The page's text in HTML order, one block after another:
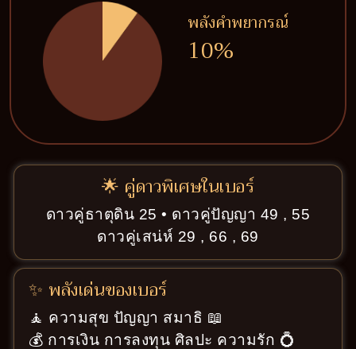
พลังคำพยากรณ์
10%
🌟 คู่ดาวพิเศษในเบอร์
ดาวคู่ธาตุดิน 25 • ดาวคู่ปัญญา 49 , 55
ดาวคู่เสน่ห์ 29 , 66 , 69
✨ พลังเด่นของเบอร์
🧘 ความสุข ปัญญา สมาธิ 📖
💰 การเงิน การลงทุน ศิลปะ ความรัก 💍